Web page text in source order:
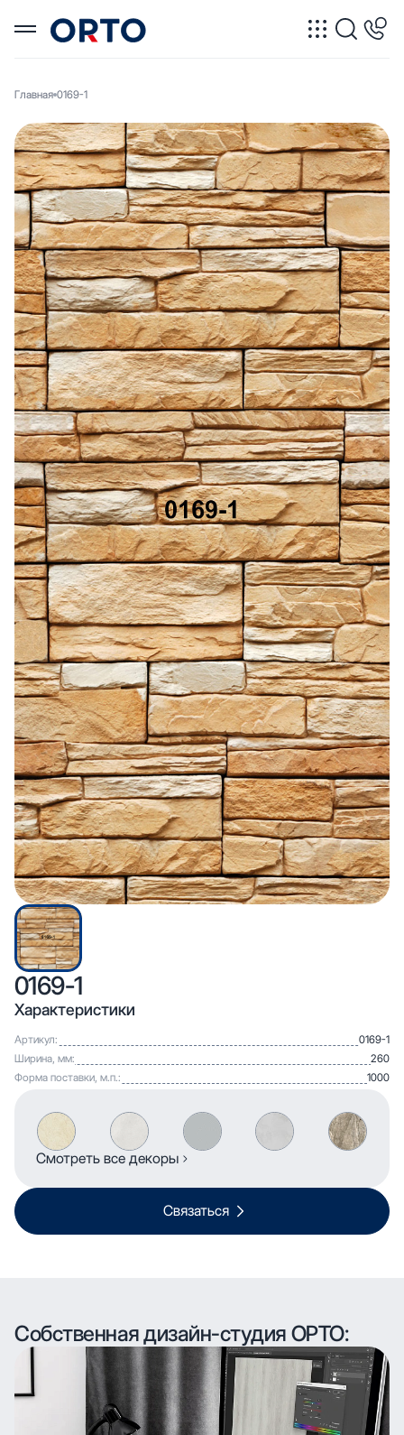
Главная 0169-1
0169-1
Характеристики
Артикул:
0169-1
Ширина, мм:
260
Форма поставки, м.п.:
1000
Смотреть все декоры
Связаться
Собственная дизайн-студия ОРТО: